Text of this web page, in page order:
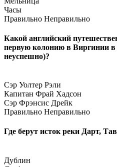
Часы
Правильно Неправильно
Какой английский
первую колонию в Виргинии в
неуспешно)?
Сэр Уолтер Рэли
Капитан Фрай Хадсон
Сэр Фрэнсис Дрейк
Правильно Неправильно
Где берут исток реки Дарт,
Дублин